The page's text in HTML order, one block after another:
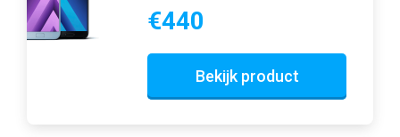
€440
Bekijk product